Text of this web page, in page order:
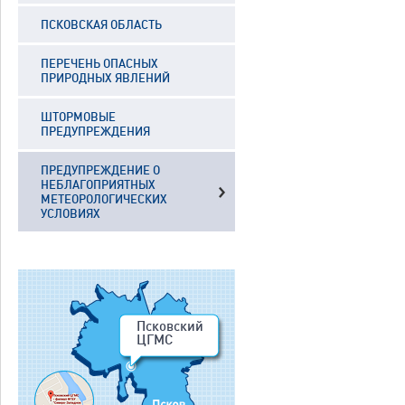
ПСКОВСКАЯ ОБЛАСТЬ
ПЕРЕЧЕНЬ ОПАСНЫХ
ПРИРОДНЫХ ЯВЛЕНИЙ
ШТОРМОВЫЕ
ПРЕДУПРЕЖДЕНИЯ
ПРЕДУПРЕЖДЕНИЕ О
НЕБЛАГОПРИЯТНЫХ
МЕТЕОРОЛОГИЧЕСКИХ
УСЛОВИЯХ
Псковский
ЦГМС